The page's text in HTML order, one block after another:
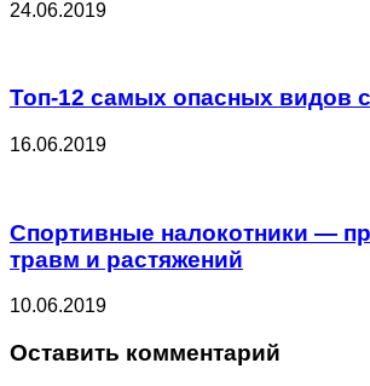
24.06.2019
Топ-12 самых опасных видов
16.06.2019
Спортивные налокотники —
травм и растяжений
10.06.2019
Оставить комментарий